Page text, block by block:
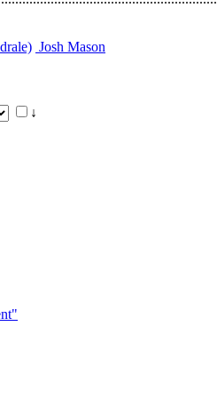
Josh Mason
↓